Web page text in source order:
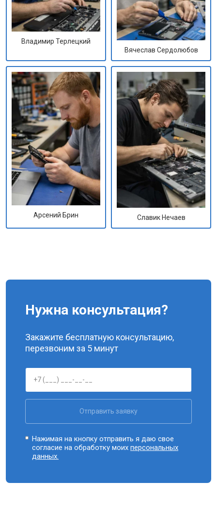
Владимир Терлецкий
Вячеслав Сердолюбов
Арсений Брин Славик Нечаев
Нужна консультация?
Закажите бесплатную консультацию,
перезвоним за 5 минут
Отправить заявку
Нажимая на кнопку отправить я даю свое
согласие на обработку моихперсональных
данных.